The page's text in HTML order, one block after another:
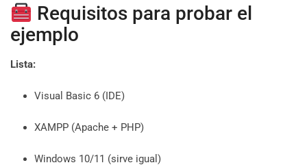
Requisitos para probar el
ejemplo
Lista:
Visual Basic 6 (IDE)
XAMPP (Apache + PHP)
Windows 10/11 (sirve igual)